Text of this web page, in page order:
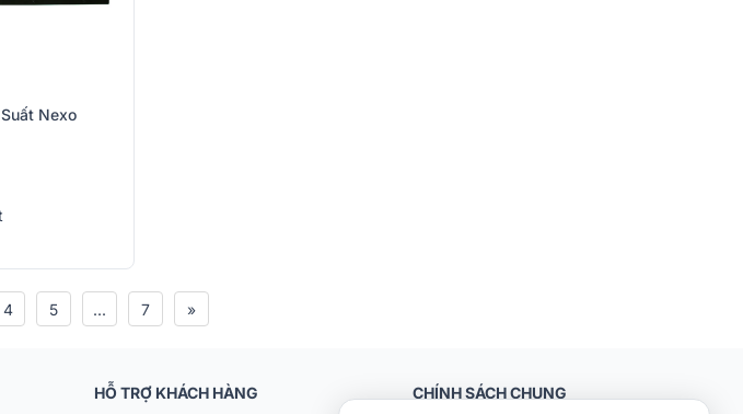
Nexo
4 5 ... 7 »
HỖ TRỢ KHÁCH HÀNG CHÍNH SÁCH CHUNG